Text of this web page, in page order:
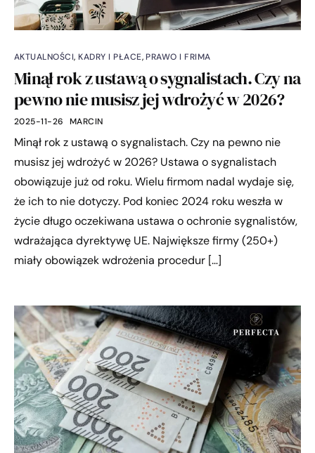
AKTUALNOŚCI,KADRY I PŁACE,PRAWO I FRIMA
Minął rok z ustawą o sygnalistach. Czy na
pewno nie musisz jej wdrożyć w 2026?
2025-11-26 MARCIN
Minął rok z ustawą o sygnalistach. Czy na pewno nie
musisz jej wdrożyć w 2026? Ustawa o sygnalistach
obowiązuje już od roku. Wielu firmom nadal wydaje się,
że ich to nie dotyczy. Pod koniec 2024 roku weszła w
życie długo oczekiwana ustawa o ochronie sygnalistów,
wdrażająca dyrektywę UE. Największe firmy (250+)
miały obowiązek wdrożenia procedur […]